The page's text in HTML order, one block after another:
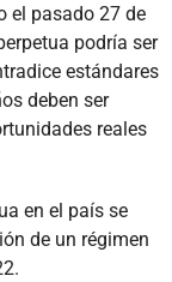
el pasado 27 de
podría ser
estándares
deben ser
reales
en el país se
de un régimen